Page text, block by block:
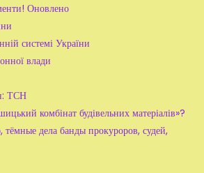
Оновлено
системі України
влади
ТСН
комбінат будівельних матеріалів»?
дела банды прокуроров, судей,